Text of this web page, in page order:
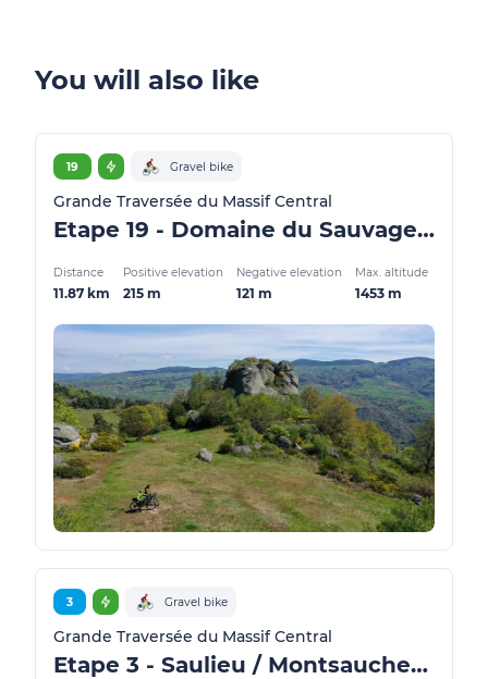
You will also like
19 Gravel bike
Grande Traversée du Massif Central
Etape 19 - Domaine du Sauvage/Baraque des Bouviers - GTMC Gravel
Distance
11.87 km
Positive elevation
215 m
Negative elevation
121 m
Max. altitude
1453 m
3 Gravel bike
Grande Traversée du Massif Central
Etape 3 - Saulieu / Montsauche-les-Settons - GMTC Gravel